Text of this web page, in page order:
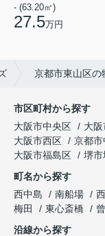
- (63.20㎡)
27.5万円
京都市東山区の
市区町村から探す
大阪市中央区
大
大阪市西区
京都
大阪市福島区
堺市
町名から探す
西中島
南船場
梅田
東心斎橋
沿線から探す